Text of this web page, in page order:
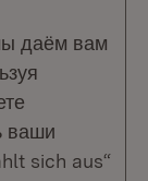
даём вам
ваши
sich aus“